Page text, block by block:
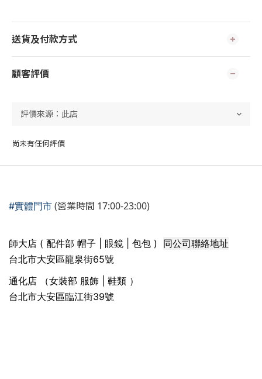
送貨及付款方式
顧客評價
尚未有任何評價
#實體門市 (營業時間 17:00-23:00)
師大店 ( 配件部 帽子 | 眼鏡 | 包包 ) 同公司聯絡地址
台北市大安區龍泉街65號
通化店 （女裝部 服飾 | 鞋類 ）
台北市大安區臨江街39號